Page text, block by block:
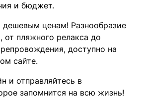
и бюджет.
дешевым ценам! Разнообразие
от пляжного релакса до
доступно на
сайте.
и отправляйтесь в
запомнится на всю жизнь!